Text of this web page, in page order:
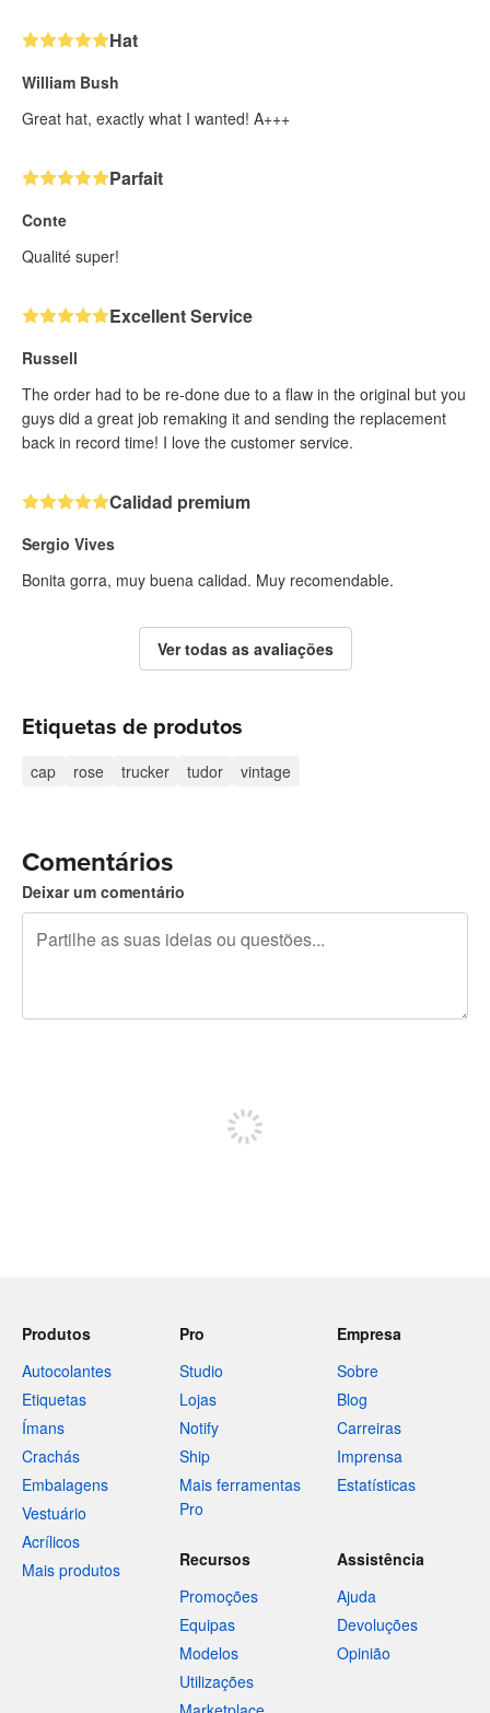
Hat
William Bush
Great hat, exactly what I wanted! A+++
Parfait
Conte
Qualité super!
Excellent Service
Russell
The order had to be re-done due to a flaw in the original but you
guys did a great job remaking it and sending the replacement
back in record time! I love the customer service.
Calidad premium
Sergio Vives
Bonita gorra, muy buena calidad. Muy recomendable.
Ver todas as avaliações
Etiquetas de produtos
cap rose trucker tudor vintage
Comentários
Deixar um comentário
Produtos
Autocolantes
Etiquetas
Ímans
Crachás
Embalagens
Vestuário
Acrílicos
Mais produtos
Pro
Studio
Lojas
Notify
Ship
Mais ferramentas
Pro
Empresa
Sobre
Blog
Carreiras
Imprensa
Estatísticas
Recursos
Promoções
Equipas
Modelos
Utilizações
Assistência
Ajuda
Devoluções
Opinião